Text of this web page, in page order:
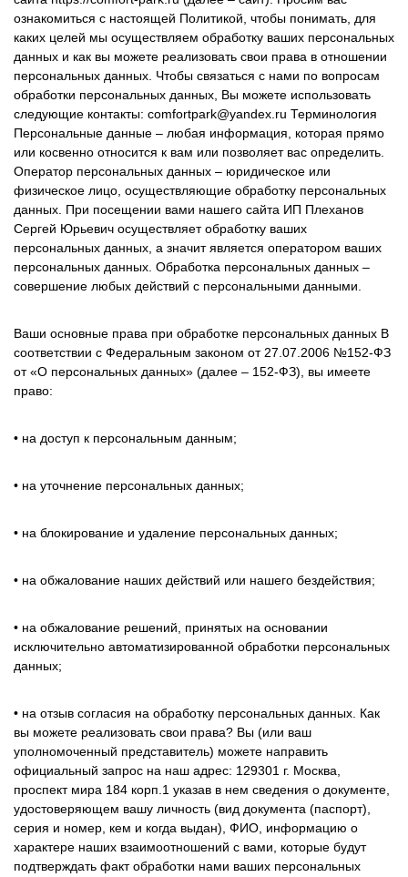
ознакомиться с настоящей Политикой, чтобы понимать, для
каких целей мы осуществляем обработку ваших персональных
данных и как вы можете реализовать свои права в отношении
персональных данных. Чтобы связаться с нами по вопросам
обработки персональных данных, Вы можете использовать
следующие контакты: comfortpark@yandex.ru Терминология
Персональные данные – любая информация, которая прямо
или косвенно относится к вам или позволяет вас определить.
Оператор персональных данных – юридическое или
физическое лицо, осуществляющие обработку персональных
данных. При посещении вами нашего сайта ИП Плеханов
Сергей Юрьевич осуществляет обработку ваших
персональных данных, а значит является оператором ваших
персональных данных. Обработка персональных данных –
совершение любых действий с персональными данными.
Ваши основные права при обработке персональных данных В
соответствии с Федеральным законом от 27.07.2006 №152-ФЗ
от «О персональных данных» (далее – 152-ФЗ), вы имеете
право:
• на доступ к персональным данным;
• на уточнение персональных данных;
• на блокирование и удаление персональных данных;
• на обжалование наших действий или нашего бездействия;
• на обжалование решений, принятых на основании
исключительно автоматизированной обработки персональных
данных;
• на отзыв согласия на обработку персональных данных. Как
вы можете реализовать свои права? Вы (или ваш
уполномоченный представитель) можете направить
официальный запрос на наш адрес: 129301 г. Москва,
проспект мира 184 корп.1 указав в нем сведения о документе,
удостоверяющем вашу личность (вид документа (паспорт),
серия и номер, кем и когда выдан), ФИО, информацию о
характере наших взаимоотношений с вами, которые будут
подтверждать факт обработки нами ваших персональных